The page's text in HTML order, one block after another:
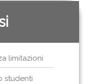
limitazioni
studenti